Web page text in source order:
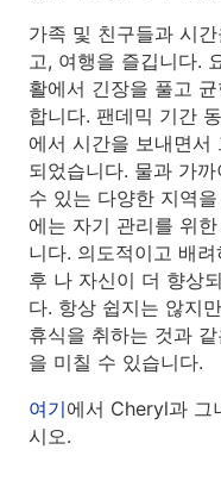
가족 및 친구들과 시
고, 여행을 즐깁니다.
활에서 긴장을 풀고
합니다. 팬데믹 기간
에서 시간을 보내면서
되었습니다. 물과 가
수 있는 다양한 지역
에는 자기 관리를 위
니다. 의도적이고 배
후 나 자신이 더 향상
다. 항상 쉽지는 않지
휴식을 취하는 것과
을 미칠 수 있습니다.
여기에서 Cheryl과 그
시오.